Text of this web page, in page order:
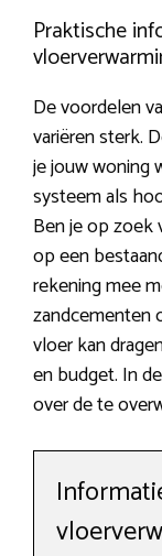
Praktische
De voordelen
variëren sterk.
je jouw woning
systeem als
Ben je op
op een
rekening mee
zandcementen
vloer kan
en budget. In
over de te